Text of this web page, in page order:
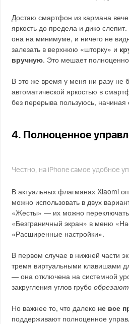
Достаю смартфон из кармана
яркость до предела и дико
она на минимуме, и ничего не
залезать в верхнюю «шторку» и
вручную. Это мешает полноценно
В это же время у меня ни разу не
автоматической яркостью в
без перерыва пользуюсь, начиная
4. Полноценное
Честно, на iPhone самое удобное
В актуальных флагманах Xiaomi
можно использовать в двух
«Жесты» — их можно переключать
«Безграничный экран» в меню
«Расширенные настройки».
В первом случае в нижней части
тремя виртуальными клавишами
— она отключена на системной
закругления углов грубообрезают
Но важнее то, что далеко не все
поддерживают полноценное